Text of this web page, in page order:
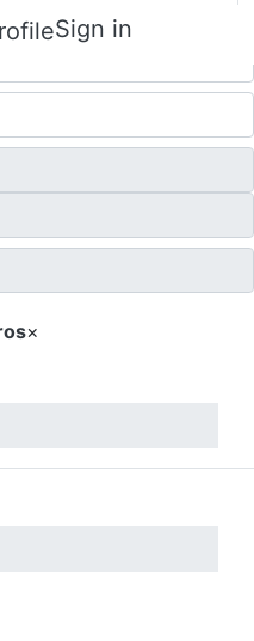
Sign in
×